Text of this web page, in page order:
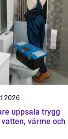
2026
uppsala trygg
värme och